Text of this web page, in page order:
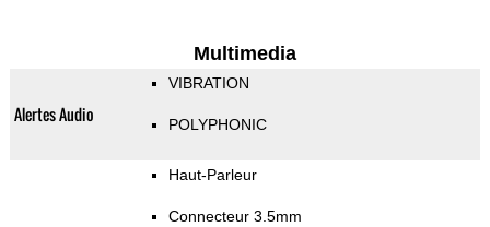
Multimedia
Alertes Audio
VIBRATION
POLYPHONIC
Haut-Parleur
Connecteur 3.5mm